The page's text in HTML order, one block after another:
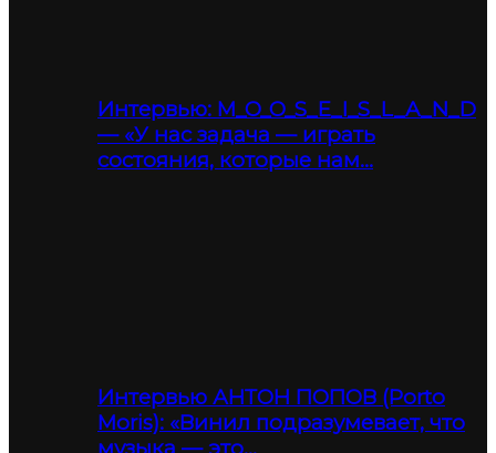
Интервью: M_O_O_S_E_I_S_L_A_N_D
— «У нас задача — играть
состояния, которые нам…
Интервью АНТОН ПОПОВ (Porto
Moris): «Винил подразумевает, что